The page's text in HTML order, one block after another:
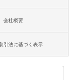
会社概要
引法に基づく表示